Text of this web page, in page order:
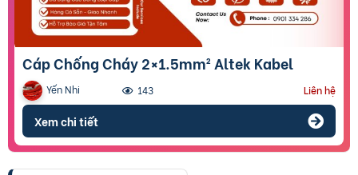
Cáp Chống Cháy 2×1.5mm² Altek Kabel
Yến Nhi 143 Liên hệ
Xem chi tiết